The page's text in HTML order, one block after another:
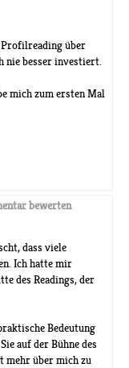
Profilreading über
nie besser investiert.
mich zum ersten Mal
bewerten
dass viele
Ich hatte mir
des Readings, der
Bedeutung
auf der Bühne des
mehr über mich zu